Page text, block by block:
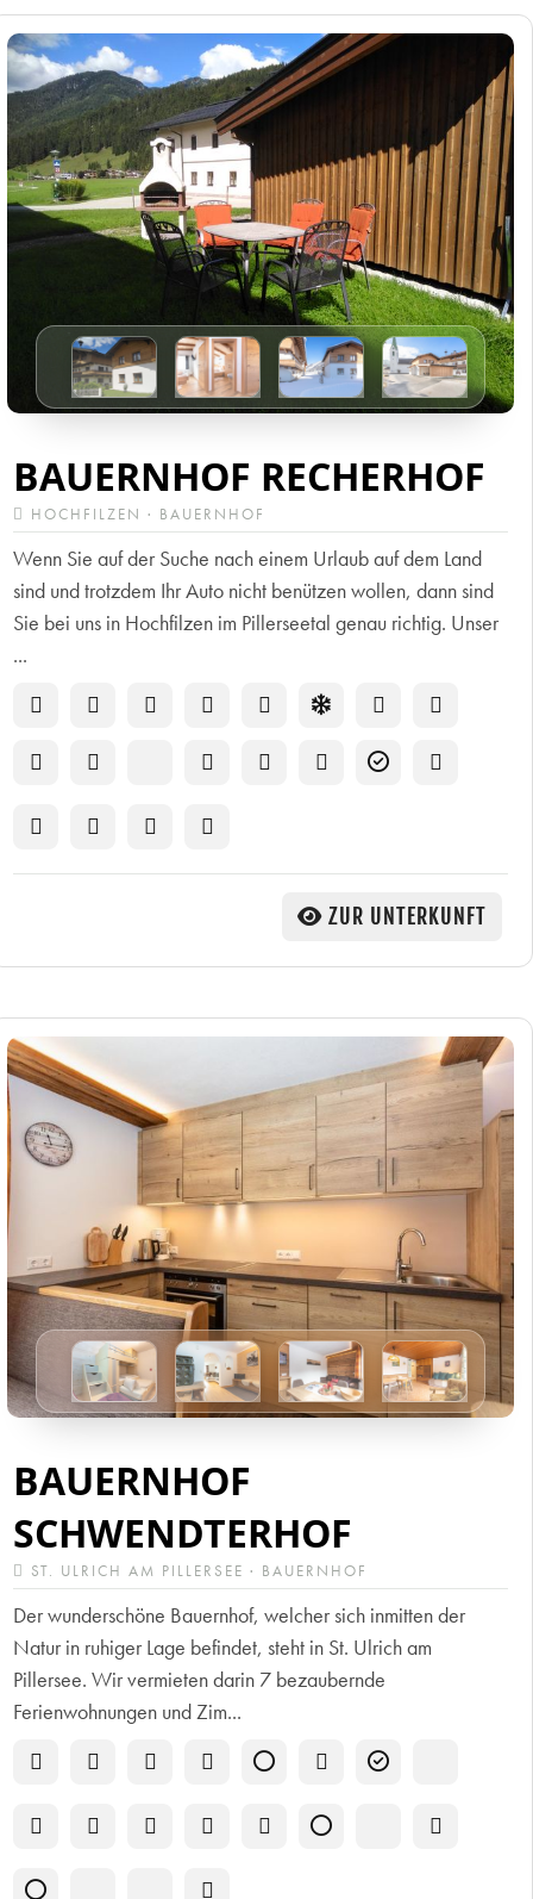
BAUERNHOF RECHERHOF
HOCHFILZEN · BAUERNHOF
Wenn Sie auf der Suche nach einem Urlaub auf dem Land
sind und trotzdem Ihr Auto nicht benützen wollen, dann sind
Sie bei uns in Hochfilzen im Pillerseetal genau richtig. Unser
...
ZUR UNTERKUNFT
BAUERNHOF
SCHWENDTERHOF
ST. ULRICH AM PILLERSEE · BAUERNHOF
Der wunderschöne Bauernhof, welcher sich inmitten der
Natur in ruhiger Lage befindet, steht in St. Ulrich am
Pillersee. Wir vermieten darin 7 bezaubernde
Ferienwohnungen und Zim...